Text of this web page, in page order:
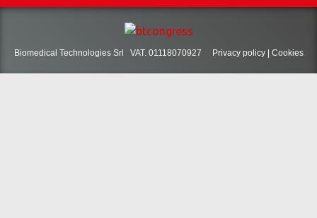
Biomedical Technologies Srl VAT. 01118070927 Privacy policy| Cookies